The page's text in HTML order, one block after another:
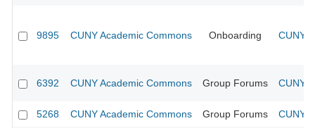
9895 CUNY Academic Commons Onboarding CUNY
6392 CUNY Academic Commons Group Forums CUNY
5268 CUNY Academic Commons Group Forums CUNY